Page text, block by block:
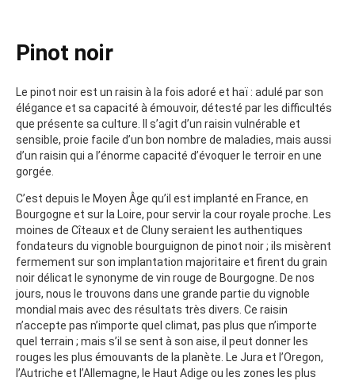
Pinot noir
Le pinot noir est un raisin à la fois adoré et haï : adulé par son
élégance et sa capacité à émouvoir, détesté par les difficultés
que présente sa culture. Il s’agit d’un raisin vulnérable et
sensible, proie facile d’un bon nombre de maladies, mais aussi
d’un raisin qui a l’énorme capacité d’évoquer le terroir en une
gorgée.
C’est depuis le Moyen Âge qu’il est implanté en France, en
Bourgogne et sur la Loire, pour servir la cour royale proche. Les
moines de Cîteaux et de Cluny seraient les authentiques
fondateurs du vignoble bourguignon de pinot noir ; ils misèrent
fermement sur son implantation majoritaire et firent du grain
noir délicat le synonyme de vin rouge de Bourgogne. De nos
jours, nous le trouvons dans une grande partie du vignoble
mondial mais avec des résultats très divers. Ce raisin
n’accepte pas n’importe quel climat, pas plus que n’importe
quel terrain ; mais s’il se sent à son aise, il peut donner les
rouges les plus émouvants de la planète. Le Jura et l’Oregon,
l’Autriche et l’Allemagne, le Haut Adige ou les zones les plus